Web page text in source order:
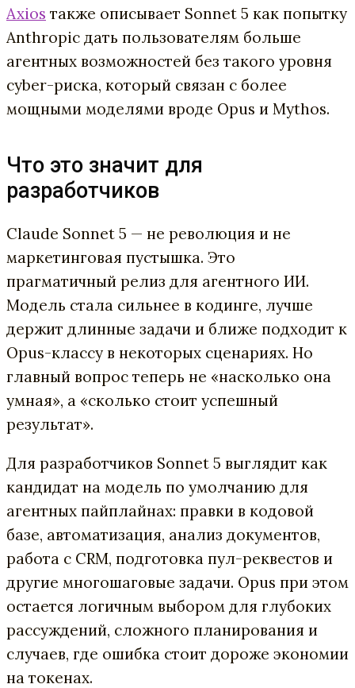
Axios также описывает Sonnet 5 как попытку
Anthropic дать пользователям больше
агентных возможностей без такого уровня
cyber-риска, который связан с более
мощными моделями вроде Opus и Mythos.
Что это значит для
разработчиков
Claude Sonnet 5 — не революция и не
маркетинговая пустышка. Это
прагматичный релиз для агентного ИИ.
Модель стала сильнее в кодинге, лучше
держит длинные задачи и ближе подходит к
Opus-классу в некоторых сценариях. Но
главный вопрос теперь не «насколько она
умная», а «сколько стоит успешный
результат».
Для разработчиков Sonnet 5 выглядит как
кандидат на модель по умолчанию для
агентных пайплайнах: правки в кодовой
базе, автоматизация, анализ документов,
работа с CRM, подготовка пул-реквестов и
другие многошаговые задачи. Opus при этом
остается логичным выбором для глубоких
рассуждений, сложного планирования и
случаев, где ошибка стоит дороже экономии
на токенах.